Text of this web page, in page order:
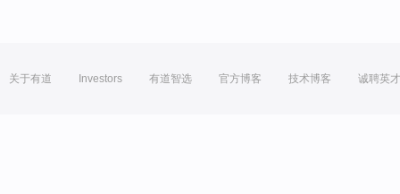
关于有道 Investors 有道智选 官方博客 技术博客 诚聘英才